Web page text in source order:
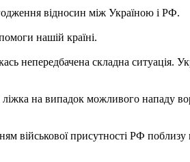
відносин між Україною і РФ.
нашій країні.
непередбачена складна ситуація.
на випадок можливого нападу
військової присутності РФ поблизу